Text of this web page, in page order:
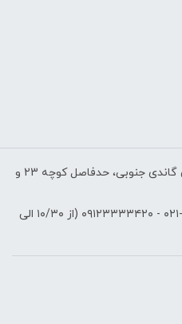
نشانی: تهران، ونک، خیابان گاندی جنوبی، حدفاصل کوچه 23 و
- ۰۹۱۲۳۳۳۳۴۲۰
(از ۱۰/۳۰ الی